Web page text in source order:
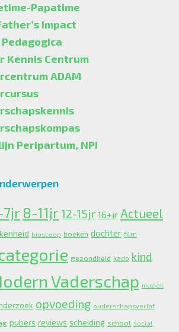
Papatime
Impact
Kennis Centrum
ADAM
Peripartum, NPI
8-11jr 12-15jr 16+jr Actueel
bioscoop boeken dochter film
gezondheid kado kind
Vaderschap muziek
opvoeding ouderschapsverlof
pubers reviews scheiding school social